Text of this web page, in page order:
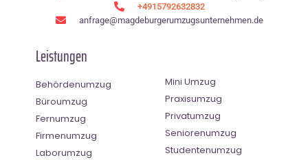
+4915792632832
anfrage@magdeburgerumzugsunternehmen.de
Leistungen
Behördenumzug
Büroumzug
Fernumzug
Firmenumzug
Laborumzug
Mini Umzug
Praxisumzug
Privatumzug
Seniorenumzug
Studentenumzug